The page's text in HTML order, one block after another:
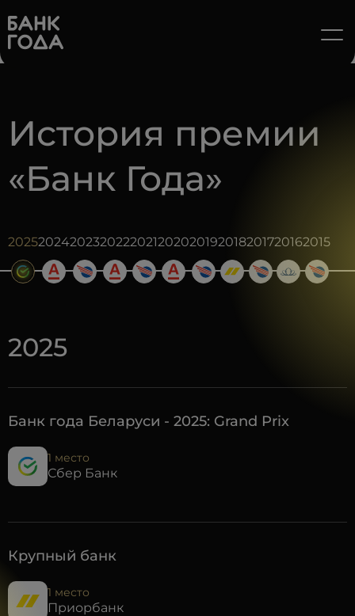
История премии
«Банк Года»
20252024202320222021202020192018201720162015
2025
Банк года Беларуси - 2025: Grand Prix
1 место
Сбер Банк
Крупный банк
1 место
Приорбанк